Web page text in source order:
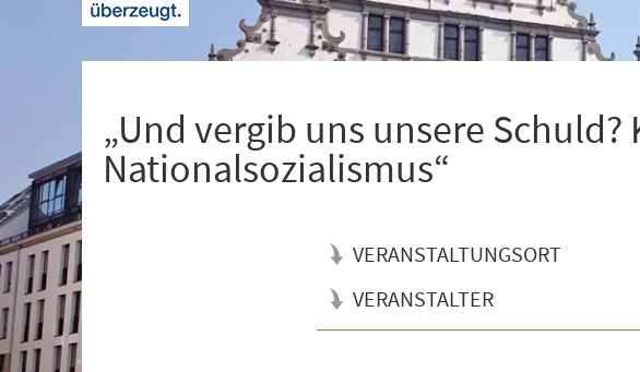
„Und vergib uns unsere
Nationalsozialismus“
VERANSTALTUNGSORT
VERANSTALTER